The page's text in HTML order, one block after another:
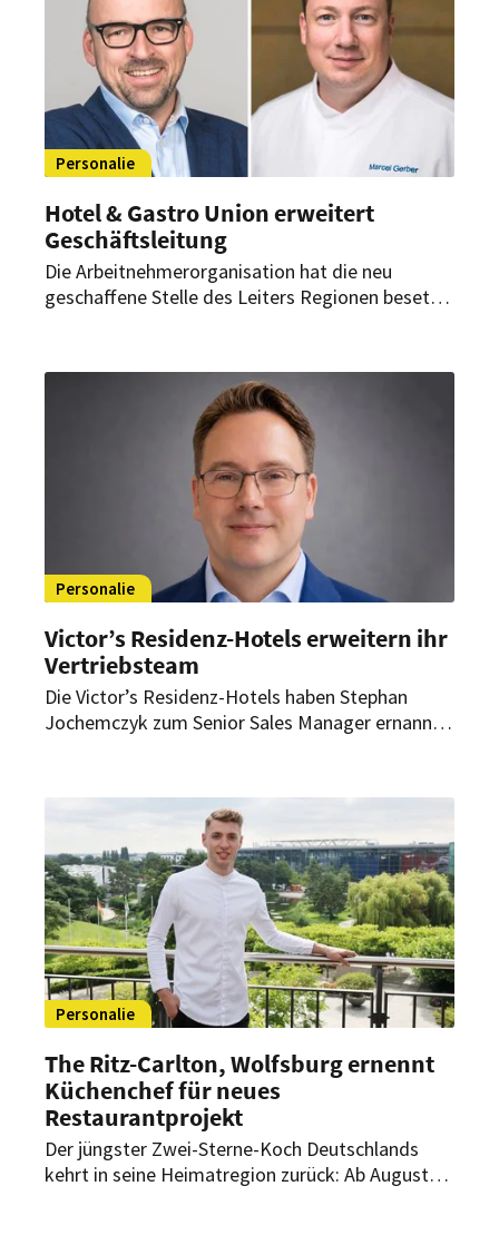
Personalie
Hotel & Gastro Union erweitert
Geschäftsleitung
Die Arbeitnehmerorganisation hat die neu
geschaffene Stelle des Leiters Regionen besetzt.
Personalie
Victor’s Residenz-Hotels erweitern ihr
Vertriebsteam
Die Victor’s Residenz-Hotels haben Stephan
Jochemczyk zum Senior Sales Manager ernannt.
Personalie
The Ritz-Carlton, Wolfsburg ernennt
Küchenchef für neues
Restaurantprojekt
Der jüngster Zwei-Sterne-Koch Deutschlands
kehrt in seine Heimatregion zurück: Ab August